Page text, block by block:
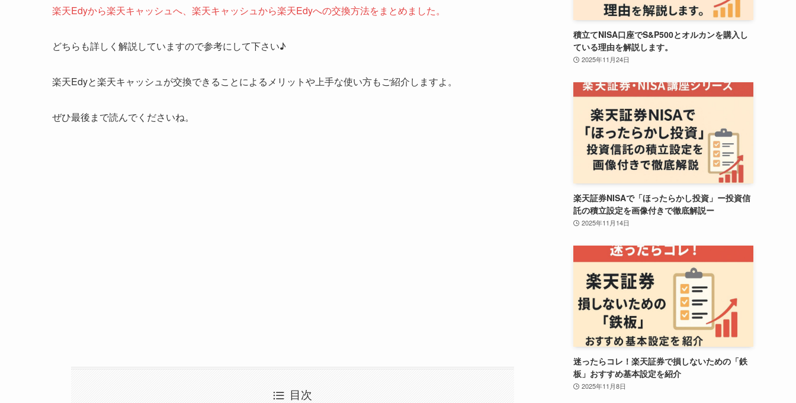
楽天Edyから楽天キャッシュへ、楽天キャッシュから楽天Edyへの交換方法をまとめました。
どちらも詳しく解説していますので参考にして下さい♪
楽天Edyと楽天キャッシュが交換できることによるメリットや上手な使い方もご紹介しますよ。
ぜひ最後まで読んでくださいね。
目次
積立てNISA口座でS&P500とオルカンを購入し
ている理由を解説します。
2025年11月24日
楽天証券NISAで「ほったらかし投資」ー投資信
託の積立設定を画像付きで徹底解説ー
2025年11月14日
迷ったらコレ！楽天証券で損しないための「鉄
板」おすすめ基本設定を紹介
2025年11月8日